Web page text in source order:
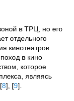
в ТРЦ, но его
отдельного
кинотеатров
в кино
которое
являясь
[8] [9]